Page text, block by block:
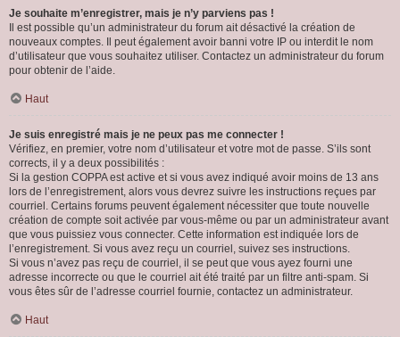
Je souhaite m’enregistrer, mais je n’y parviens pas !
Il est possible qu’un administrateur du forum ait désactivé la création de
nouveaux comptes. Il peut également avoir banni votre IP ou interdit le nom
d’utilisateur que vous souhaitez utiliser. Contactez un administrateur du forum
pour obtenir de l’aide.
Haut
Je suis enregistré mais je ne peux pas me connecter !
Vérifiez, en premier, votre nom d’utilisateur et votre mot de passe. S’ils sont
corrects, il y a deux possibilités :
Si la gestion COPPA est active et si vous avez indiqué avoir moins de 13 ans
lors de l’enregistrement, alors vous devrez suivre les instructions reçues par
courriel. Certains forums peuvent également nécessiter que toute nouvelle
création de compte soit activée par vous-même ou par un administrateur avant
que vous puissiez vous connecter. Cette information est indiquée lors de
l’enregistrement. Si vous avez reçu un courriel, suivez ses instructions.
Si vous n’avez pas reçu de courriel, il se peut que vous ayez fourni une
adresse incorrecte ou que le courriel ait été traité par un filtre anti-spam. Si
vous êtes sûr de l’adresse courriel fournie, contactez un administrateur.
Haut